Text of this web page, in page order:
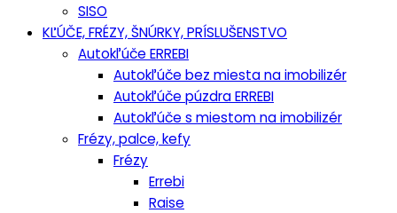
SISO
KĽÚČE, FRÉZY, ŠNÚRKY, PRÍSLUŠENSTVO
Autokľúče ERREBI
Autokľúče bez miesta na imobilizér
Autokľúče púzdra ERREBI
Autokľúče s miestom na imobilizér
Frézy, palce, kefy
Frézy
Errebi
Raise